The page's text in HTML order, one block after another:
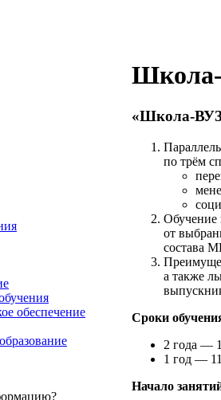
обеcпечение
«Школа-
по трём
Обучение
от
состава
а также
Сроки
2 года —
1 год —
Начало